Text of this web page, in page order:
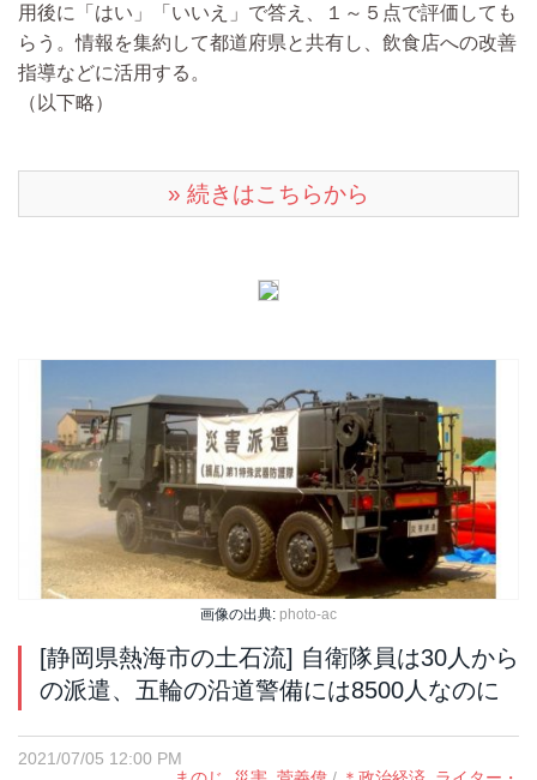
用後に「はい」「いいえ」で答え、１～５点で評価しても
らう。情報を集約して都道府県と共有し、飲食店への改善
指導などに活用する。
（以下略）
» 続きはこちらから
画像の出典: photo-ac
[静岡県熱海市の土石流] 自衛隊員は30人から
の派遣、五輪の沿道警備には8500人なのに
2021/07/05 12:00 PM